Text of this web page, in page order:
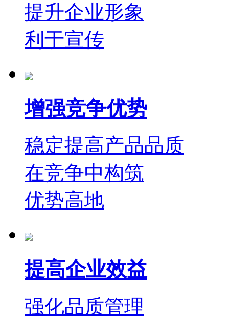
提升企业形象
利于宣传
增强竞争优势
稳定提高产品品质
在竞争中构筑
优势高地
提高企业效益
强化品质管理